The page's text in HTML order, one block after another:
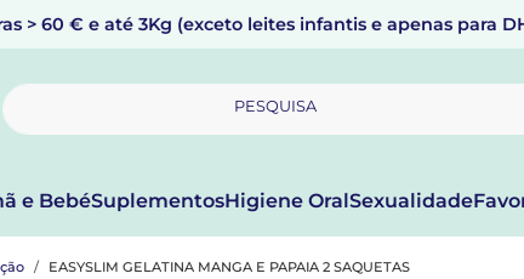
> 60 € e até 3Kg (exceto leites infantis e apenas para
PESQUISA
e BebéSuplementosHigiene OralSexualidade
EASYSLIM GELATINA MANGA E PAPAIA 2 SAQUETAS